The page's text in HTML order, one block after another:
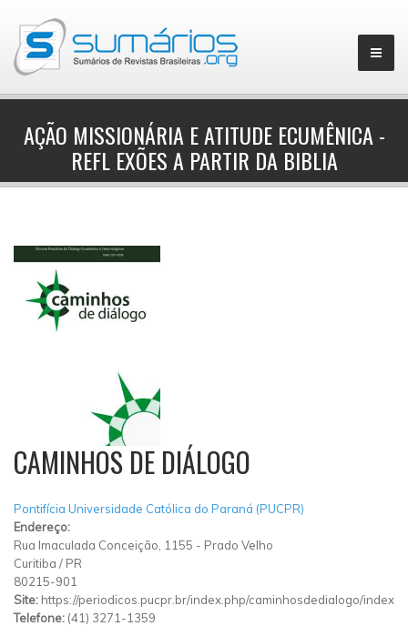
AÇÃO MISSIONÁRIA E ATITUDE ECUMÊNICA -
REFL EXÕES A PARTIR DA BIBLIA
CAMINHOS DE DIÁLOGO
Pontifícia Universidade Católica do Paraná (PUCPR)
Endereço:
Rua Imaculada Conceição, 1155 - Prado Velho
Curitiba / PR
80215-901
Site: https://periodicos.pucpr.br/index.php/caminhosdedialogo/index
Telefone: (41) 3271-1359